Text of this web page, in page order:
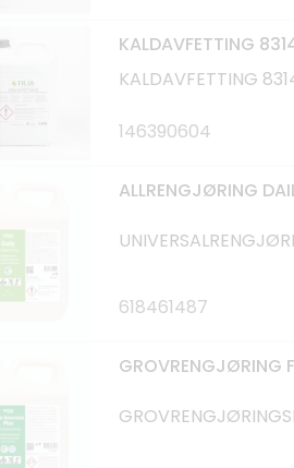
KALDAVFETTING
KALDAVFETTING
146390604
ALLRENGJØRING
618461487
GROVRENGJØRING